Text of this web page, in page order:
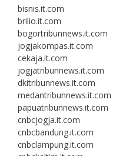
bisnis.it.com
brilio.it.com
bogortribunnews.it.com
jogjakompas.it.com
cekaja.it.com
jogjatribunnews.it.com
dkitribunnews.it.com
medantribunnews.it.com
papuatribunnews.it.com
cnbcjogja.it.com
cnbcbandung.it.com
cnbclampung.it.com